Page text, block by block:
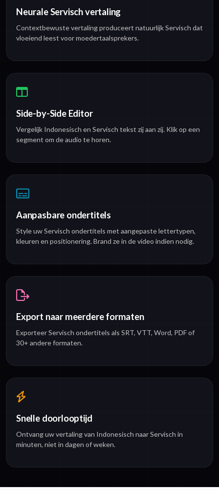
Neurale Servisch vertaling
Contextbewuste vertaling produceert natuurlijk Servisch dat
vloeiend leest voor moedertaalsprekers.
Side-by-Side Editor
Vergelijk Indonesisch en Servisch tekst zij aan zij. Klik op een
segment om de audio te horen.
Aanpasbare ondertitels
Style uw Servisch ondertitels met aangepaste lettertypen,
kleuren en positionering. Brand ze in de video indien nodig.
Export naar meerdere formaten
Exporteer Servisch ondertitels als SRT, VTT, Word, PDF of
30+ andere formaten.
Snelle doorlooptijd
Ontvang uw vertaling van Indonesisch naar Servisch in
minuten, niet in dagen of weken.